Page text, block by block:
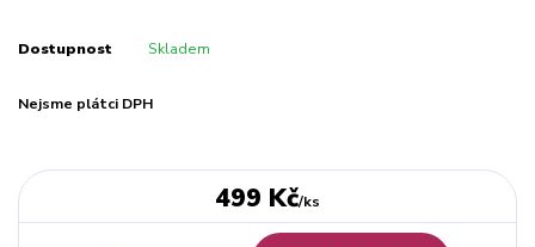
Dostupnost Skladem
Nejsme plátci DPH
499 Kč/ks